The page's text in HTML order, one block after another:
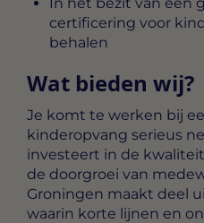
certificering voor
behalen
Wat bieden wij?
Je komt te werken bij
kinderopvang serieus
investeert in de
de doorgroei van
Groningen maakt deel
waarin korte lijnen en